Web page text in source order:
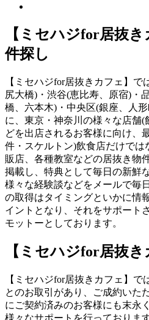
【ミセハジfor居抜
件探し
【ミセハジfor居抜きカフェ】
尻大橋)・渋谷(恵比寿、原宿)・
橋、六本木)・中央区(銀座、人
に、東京・神奈川の様々な店舗
どを出店されるお客様に向け、
件・スケルトン)飲食店だけでは
販店、各種教室などの居抜き物
掲載し、特典として毎日の新鮮
様々な経験談などをメールで毎
の取得はタイミングといかに情
イントとなり、それをサポート
モットーとしております。
【ミセハジfor居抜
【ミセハジfor居抜きカフェ】
とのお取引があり、ご成約いた
にご契約済みのお客様にも末永